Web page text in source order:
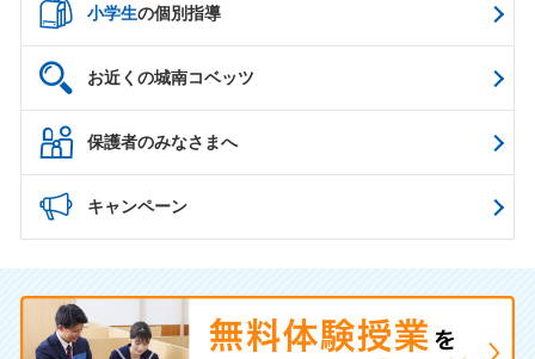
小学生の個別指導
お近くの城南コベッツ
保護者のみなさまへ
キャンペーン